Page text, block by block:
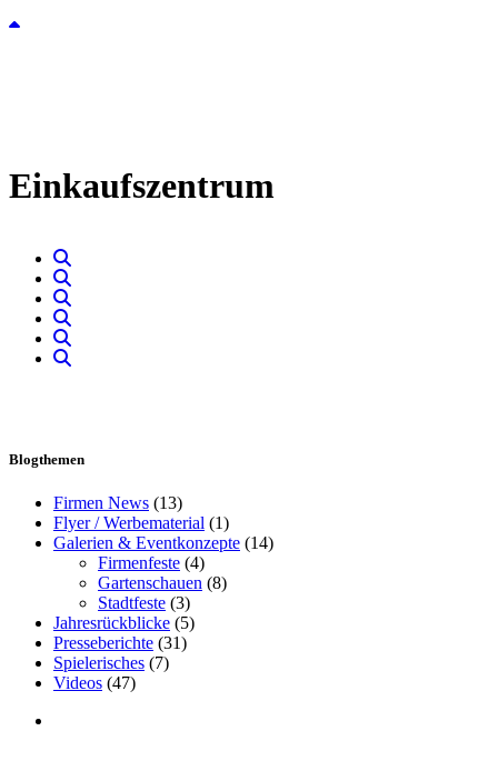
Einkaufszentrum
Blogthemen
Firmen News (13)
Flyer / Werbematerial (1)
Galerien & Eventkonzepte (14)
Firmenfeste (4)
Gartenschauen (8)
Stadtfeste (3)
Jahresrückblicke (5)
Presseberichte (31)
Spielerisches (7)
Videos (47)